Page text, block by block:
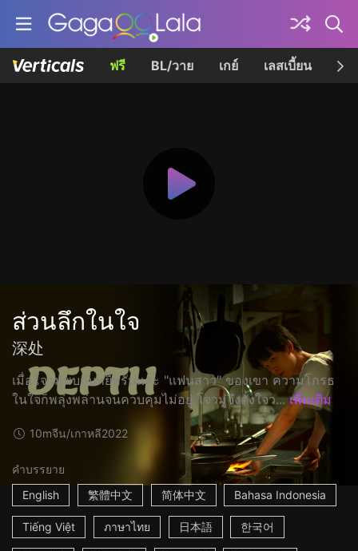
ฟรี BL/วาย เกย์ เลสเบี้ยน เค
ส่วนลึกในใจ
深处
เมื่อโจวมู่พบกับหยี่หรันและ "แฟนสาว" ของเขา ความโกรธ
ในใจก็พลุ่งพล่านจนควบคุมไม่อยู่ โจวมู่จึงตั้งใจว... เพิ่มเติม
10mจีน/เกาหลี2022
คำบรรยาย
English
繁體中文 简体中文 Bahasa Indonesia
Tiếng Việt ภาษาไทย 日本語 한국어